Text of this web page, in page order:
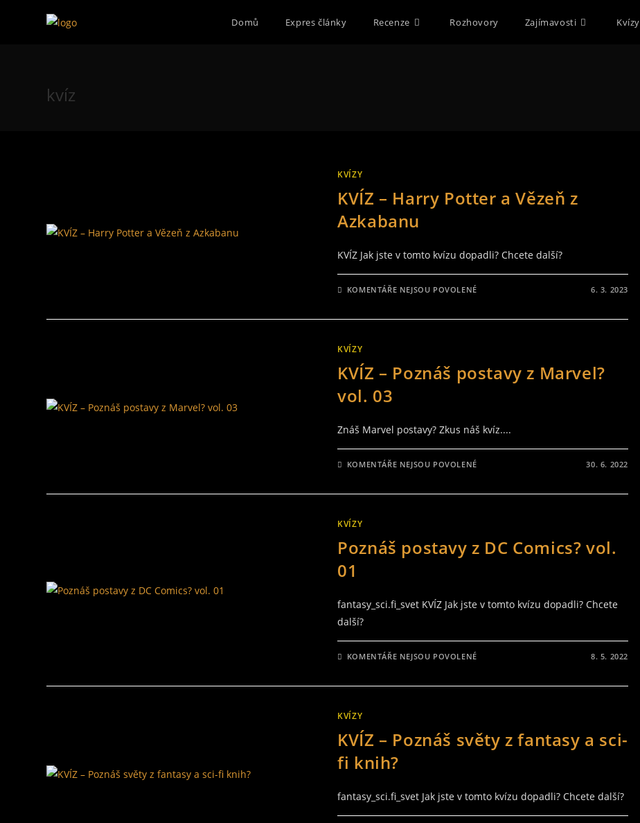
Domů Expres články Recenze Rozhovory Zajímavosti Kvízy
kvíz
KVÍZY
KVÍZ – Harry Potter a Vězeň z
Azkabanu
KVÍZ Jak jste v tomto kvízu dopadli? Chcete další?
KOMENTÁŘE NEJSOU POVOLENÉU
NÁZVEM
VĚZEŇ
Z
AZKABANU
6. 3. 2023
KVÍZY
KVÍZ – Poznáš postavy z Marvel?
vol. 03
Znáš Marvel postavy? Zkus náš kvíz....
KOMENTÁŘE NEJSOU POVOLENÉU
NÁZVEM
MARVEL?
VOL.
30. 6. 2022
KVÍZY
Poznáš postavy z DC Comics? vol.
01
fantasy_sci.fi_svet KVÍZ Jak jste v tomto kvízu dopadli? Chcete
další?
KOMENTÁŘE NEJSOU POVOLENÉU
NÁZVEM
VOL.
01
8. 5. 2022
KVÍZY
KVÍZ – Poznáš světy z fantasy a sci-
fi knih?
fantasy_sci.fi_svet Jak jste v tomto kvízu dopadli? Chcete další?